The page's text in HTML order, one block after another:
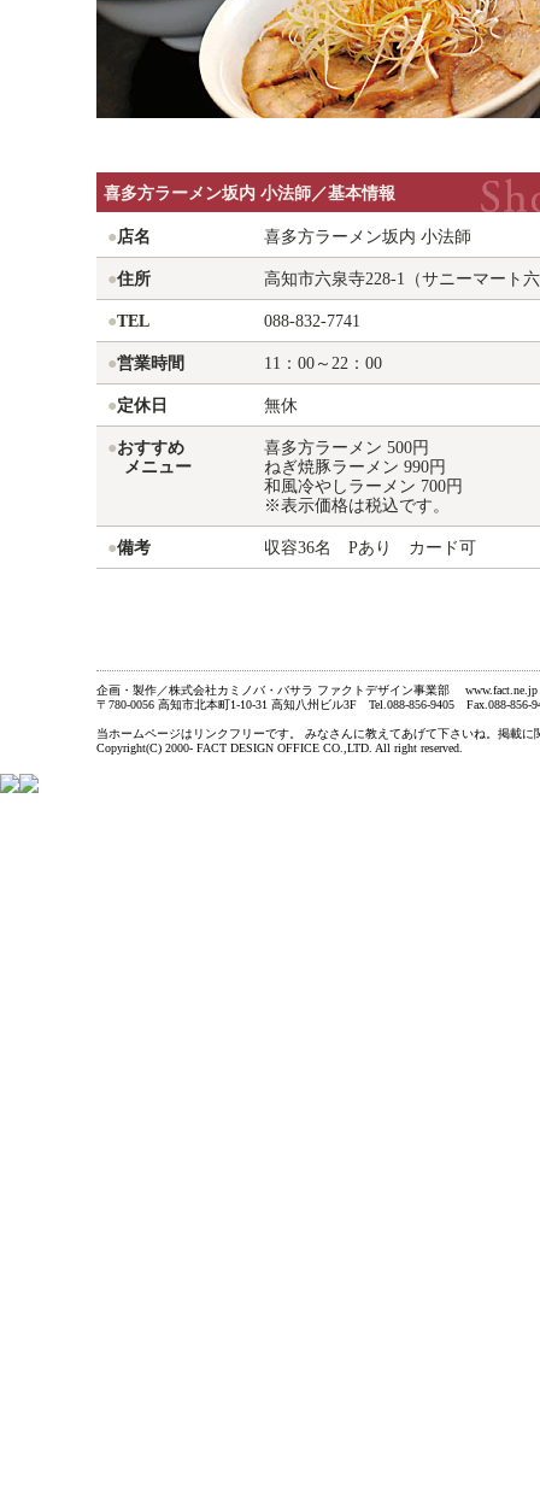
喜多方ラーメン坂内 小法師／基本情報
●店名 喜多方ラーメン坂内 小法師
●住所 高知市六泉寺228-1（サニーマート
●TEL 088-832-7741
●営業時間 11：00～22：00
●定休日 無休
●おすすめ
メニュー
喜多方ラーメン 500円
ねぎ焼豚ラーメン 990円
和風冷やしラーメン 700円
※表示価格は税込です。
●備考 収容36名 Pあり カード可
企画・製作／株式会社カミノバ・バサラ ファクトデザイン事業部 www.fact.ne.jp
〒780-0056 高知市北本町1-10-31 高知八州ビル3F Tel.088-856-9405 Fax.088-856-
当ホームページはリンクフリーです。 みなさんに教えてあげて下さいね。掲載
Copyright(C) 2000- FACT DESIGN OFFICE CO.,LTD. All right reserved.